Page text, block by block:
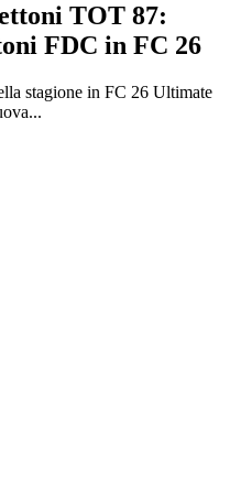
TOT 87:
FDC in FC 26
stagione in FC 26 Ultimate